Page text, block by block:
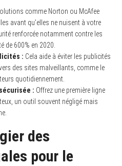
comme Norton ou McAfee
avant qu’elles ne nuisent à votre
renforcée notamment contre les
de 600% en 2020.
: Cela aide à éviter les publicités
des sites malveillants, comme le
quotidiennement.
: Offrez une première ligne
un outil souvent négligé mais
des
pour le